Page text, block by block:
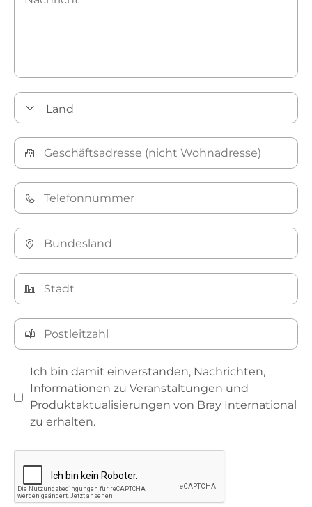
Ich bin damit einverstanden, Nachrichten,
Informationen zu Veranstaltungen und
Produktaktualisierungen von Bray International
zu erhalten.